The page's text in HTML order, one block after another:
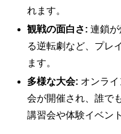
れます。
観戦の面白さ: 連鎖
る逆転劇など、プレ
ます。
多様な大会: オンラ
会が開催され、誰で
講習会や体験イベン